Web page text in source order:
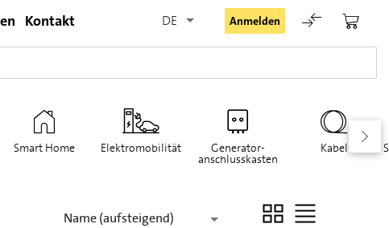
Kontakt DE Anmelden
Smart Home Elektromobilität Generator-
anschlusskasten
Kabel
Name (aufsteigend)